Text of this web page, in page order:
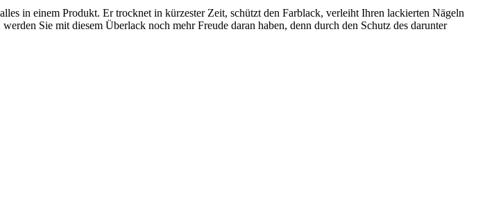
in einem Produkt. Er trocknet in kürzester Zeit, schützt den Farblack, verleiht Ihren lackierten Nägeln
Sie mit diesem Überlack noch mehr Freude daran haben, denn durch den Schutz des darunter